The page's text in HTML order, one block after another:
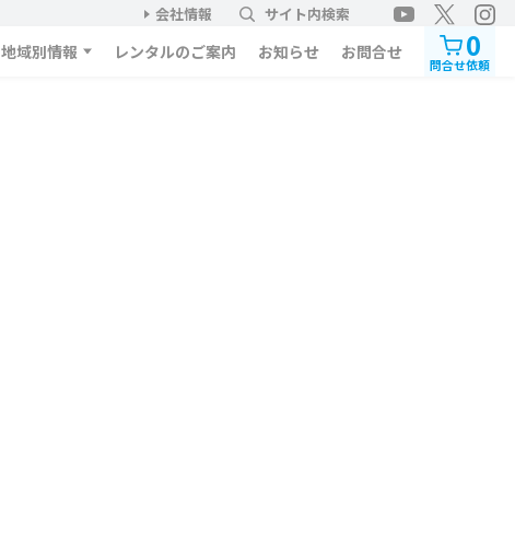
会社情報 サイト内検索
地域別情報 レンタルのご案内 お知らせ お問合せ 0
問合せ依頼